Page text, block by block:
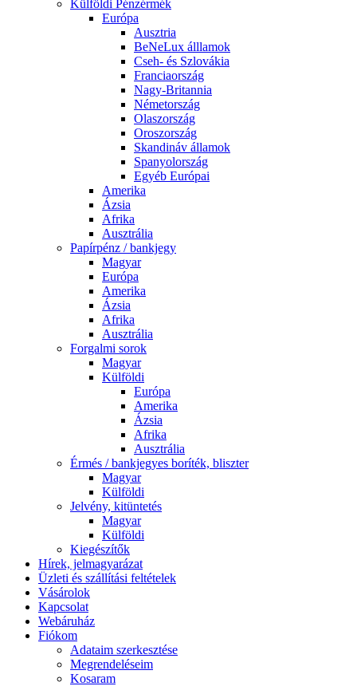
Külföldi Pénzérmék
Európa
Ausztria
BeNeLux álllamok
Cseh- és Szlovákia
Franciaország
Nagy-Britannia
Németország
Olaszország
Oroszország
Skandináv államok
Spanyolország
Egyéb Európai
Amerika
Ázsia
Afrika
Ausztrália
Papírpénz / bankjegy
Magyar
Európa
Amerika
Ázsia
Afrika
Ausztrália
Forgalmi sorok
Magyar
Külföldi
Európa
Amerika
Ázsia
Afrika
Ausztrália
Érmés / bankjegyes boríték, bliszter
Magyar
Külföldi
Jelvény, kitüntetés
Magyar
Külföldi
Kiegészítők
Hírek, jelmagyarázat
Üzleti és szállítási feltételek
Vásárolok
Kapcsolat
Webáruház
Fiókom
Adataim szerkesztése
Megrendeléseim
Kosaram